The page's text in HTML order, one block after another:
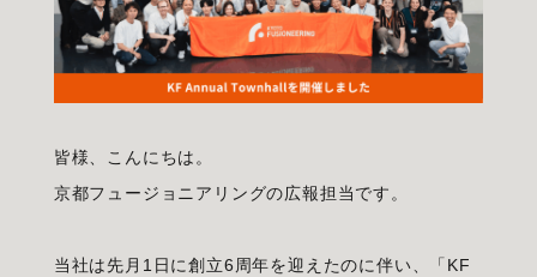
皆様、こんにちは。
京都フュージョニアリングの広報担当です。
当社は先月1日に創立6周年を迎えたのに伴い、「KF